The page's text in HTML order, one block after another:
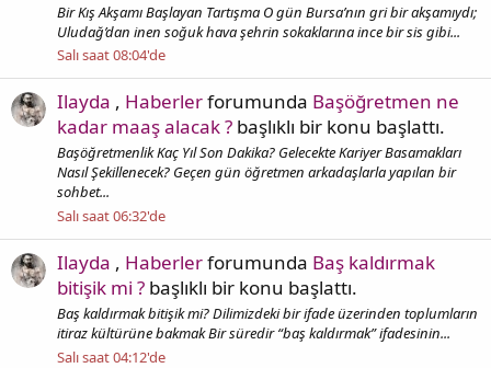
Bir Kış Akşamı Başlayan Tartışma O gün Bursa’nın gri bir akşamıydı;
Uludağ’dan inen soğuk hava şehrin sokaklarına ince bir sis gibi...
Salı saat 08:04'de
Ilayda , Haberlerforumunda Başöğretmen ne
kadar maaş alacak ? başlıklı bir konu başlattı.
Başöğretmenlik Kaç Yıl Son Dakika? Gelecekte Kariyer Basamakları
Nasıl Şekillenecek? Geçen gün öğretmen arkadaşlarla yapılan bir
sohbet...
Salı saat 06:32'de
Ilayda , Haberlerforumunda Baş kaldırmak
bitişik mi ? başlıklı bir konu başlattı.
Baş kaldırmak bitişik mi? Dilimizdeki bir ifade üzerinden toplumların
itiraz kültürüne bakmak Bir süredir “baş kaldırmak” ifadesinin...
Salı saat 04:12'de